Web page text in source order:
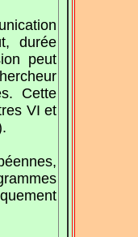
durée
peut
Cette
VI et